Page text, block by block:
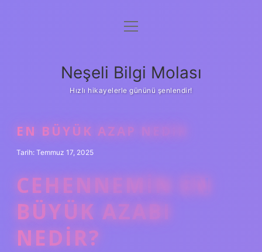
Anasayfa
Yasal Uyarı
menüyü
Neşeli Bilgi Molası
Hızlı hikayelerle gününü şenlendir!
EN BÜYÜK AZAP NEDIR
Tarih: Temmuz 17, 2025
CEHENNEMIN EN
BÜYÜK AZABI
NEDIR?